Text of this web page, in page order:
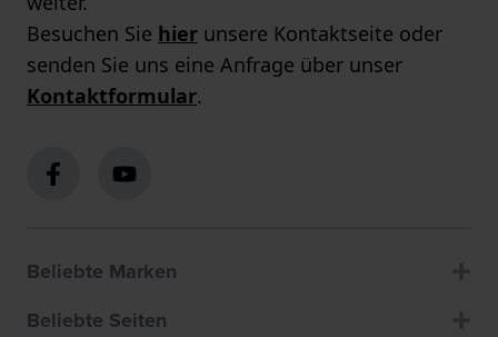
Besuchen Sie hier unsere Kontaktseite oder
senden Sie uns eine Anfrage über unser
Kontaktformular.
Beliebte Marken
Beliebte Seiten